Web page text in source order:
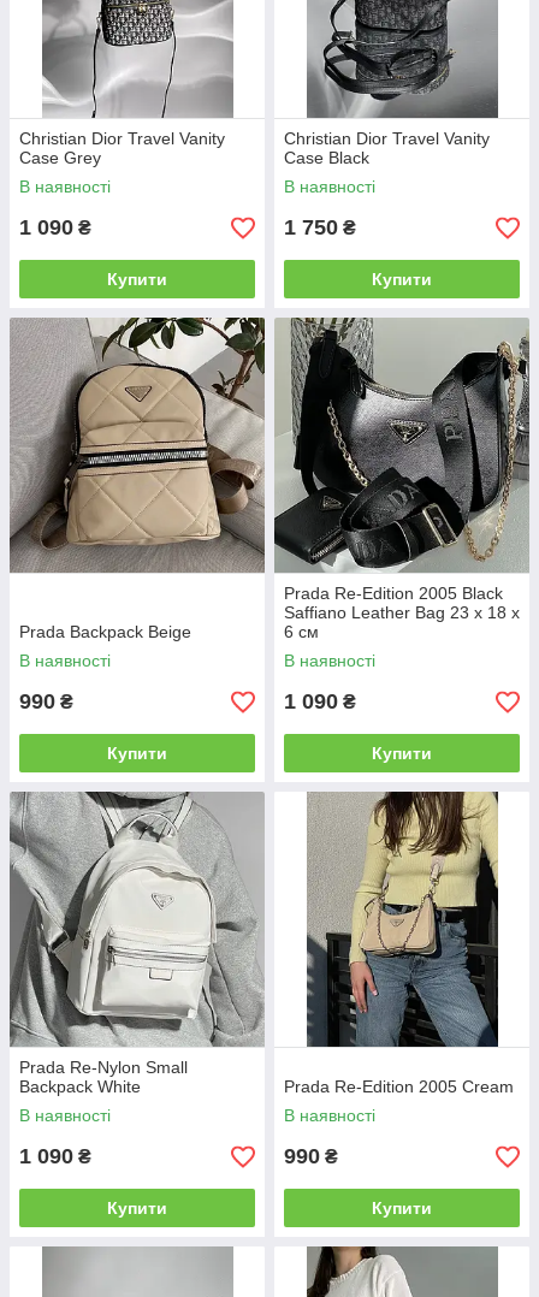
Christian Dior Travel Vanity
Case Grey
В наявності
1 090 ₴
Купити
Christian Dior Travel Vanity
Case Black
В наявності
1 750 ₴
Купити
Prada Backpack Beige
В наявності
990 ₴
Купити
Prada Re-Edition 2005 Black
Saffiano Leather Bag 23 х 18 х
6 см
В наявності
1 090 ₴
Купити
Prada Re-Nylon Small
Backpack White
В наявності
1 090 ₴
Купити
Prada Re-Edition 2005 Cream
В наявності
990 ₴
Купити